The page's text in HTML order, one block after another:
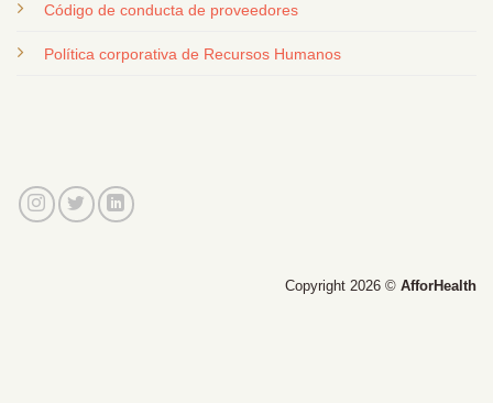
Código de conducta de proveedores
Política corporativa de Recursos Humanos
Copyright 2026 © AfforHealth